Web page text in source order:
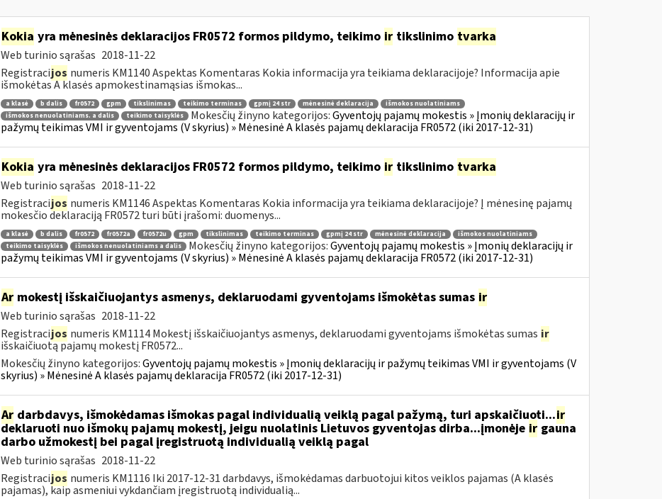
Kokia yra mėnesinės deklaracijos FR0572 formos pildymo, teikimo irtikslinimo tvarka
Web turinio sąrašas 2018-11-22
Registracijos numeris KM1140 Aspektas Komentaras Kokia informacija yra teikiama deklaracijoje? Informacija apie
išmokėtas A klasės apmokestinamąsias išmokas...
a klasė b dalis fr0572 gpm tikslinimas teikimo terminas gpmį 24 str mėnesinė deklaracija
išmokos nuolatiniams
išmokos nenuolatiniams. a dalis
teikimo taisyklės Mokesčių žinyno kategorijos:Gyventojų pajamų mokestis » Įmonių deklaracijų ir
pažymų teikimas VMI ir gyventojams (V skyrius) » Mėnesinė A klasės pajamų deklaracija FR0572 (iki 2017-12-31)
Kokia yra mėnesinės deklaracijos FR0572 formos pildymo, teikimo irtikslinimo tvarka
Web turinio sąrašas 2018-11-22
Registracijos numeris KM1146 Aspektas Komentaras Kokia informacija yra teikiama deklaracijoje? Į mėnesinę pajamų
mokesčio deklaraciją FR0572 turi būti įrašomi: duomenys...
a klasė b dalis fr0572 fr0572a fr0572u gpm tikslinimas teikimo terminas gpmį 24 str mėnesinė deklaracija
išmokos nuolatiniams
teikimo taisyklės
išmokos nenuolatiniams a dalis Mokesčių žinyno kategorijos:Gyventojų pajamų mokestis » Įmonių deklaracijų ir
pažymų teikimas VMI ir gyventojams (V skyrius) » Mėnesinė A klasės pajamų deklaracija FR0572 (iki 2017-12-31)
Armokestį išskaičiuojantys asmenys, deklaruodami gyventojams išmokėtas sumas ir
Web turinio sąrašas 2018-11-22
Registracijos numeris KM1114 Mokestį išskaičiuojantys asmenys, deklaruodami gyventojams išmokėtas sumas ir
išskaičiuotą pajamų mokestį FR0572...
Mokesčių žinyno kategorijos:Gyventojų pajamų mokestis » Įmonių deklaracijų ir pažymų teikimas VMI ir gyventojams (V
skyrius) » Mėnesinė A klasės pajamų deklaracija FR0572 (iki 2017-12-31)
Ardarbdavys, išmokėdamas išmokas pagal individualią veiklą pagal pažymą, turi apskaičiuoti...ir
deklaruoti nuo išmokų pajamų mokestį, jeigu nuolatinis Lietuvos gyventojas dirba...įmonėje irgauna
darbo užmokestį bei pagal įregistruotą individualią veiklą pagal
Web turinio sąrašas 2018-11-22
Registracijos numeris KM1116 Iki 2017-12-31 darbdavys, išmokėdamas darbuotojui kitos veiklos pajamas (A klasės
pajamas), kaip asmeniui vykdančiam įregistruotą individualią...